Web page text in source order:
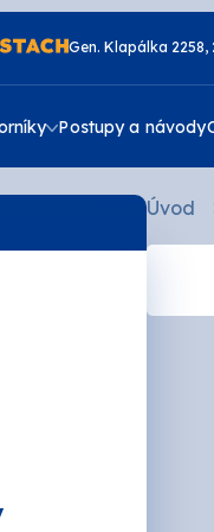
Gen. Klapálka 2258,
Postupy a návody
Úvod